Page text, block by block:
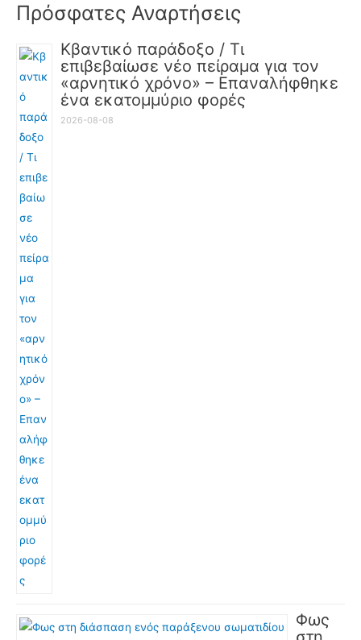
Πρόσφατες Αναρτήσεις
Κβαντικό παράδοξο / Τι
επιβεβαίωσε νέο πείραμα για τον
«αρνητικό χρόνο» – Επαναλήφθηκε
ένα εκατομμύριο φορές
2026-08-08
Φως